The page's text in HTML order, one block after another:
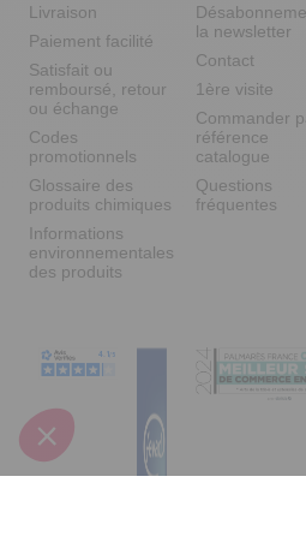
Livraison
Paiement facilité
Satisfait ou
remboursé, retour
ou échange
Codes
promotionnels
Glossaire des
produits chimiques
Informations
environnementales
des produits
la newsletter
Contact
1ère visite
Commander
référence
catalogue
Questions
fréquentes